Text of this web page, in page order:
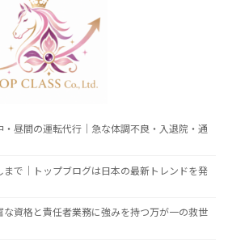
昼間の運転代行｜急な体調不良・入退院・通
で｜トップブログは日本の最新トレンドを発
資格と責任者業務に強みを持つ万が一の救世